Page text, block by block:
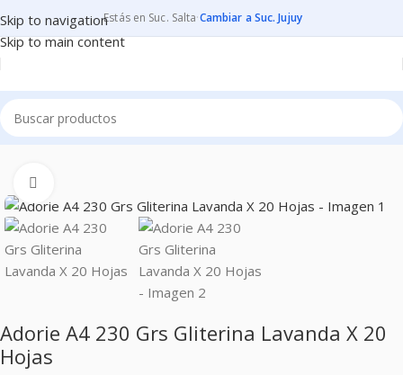
Skip to navigation
Skip to main content
Estás en Suc. Salta·Cambiar a Suc. Jujuy
Inicio PAPELES PAPELES PARA MANUALIDADES GLITERINAS
Adorie A4 230 Grs Gliterina Lavanda X 20
Hojas